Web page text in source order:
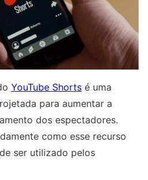
YouTube Shorts é uma
para aumentar a
dos espectadores.
como esse recurso
ser utilizado pelos